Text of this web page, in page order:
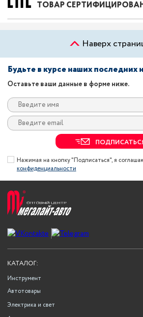
ТОВАР
Наверх
Будьте в курсе наших последних
Оставьте ваши данные в форме ниже.
Нажимая на кнопку "Подписаться", я
конфиденциальности
КАТАЛОГ:
Инструмент
Автотовары
Электрика и свет